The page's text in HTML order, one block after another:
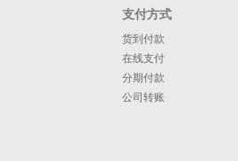
支付方式
货到付款
在线支付
分期付款
公司转账